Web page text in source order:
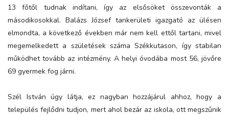
13 főtől tudnak indítani, így az elsősöket összevonták a
másodikosokkal. Balázs József tankerületi igazgató az ülésen
elmondta, a következő években már nem kell ettől tartani, mivel
megemelkedett a születések száma Székkutason, így stabilan
működhet tovább az intézmény. A helyi óvodába most 56, jövőre
69 gyermek fog járni.
Szél István úgy látja, ez nagyban hozzájárul ahhoz, hogy a
település fejlődni tudjon, mert ahol bezár az iskola, ott megszűnik